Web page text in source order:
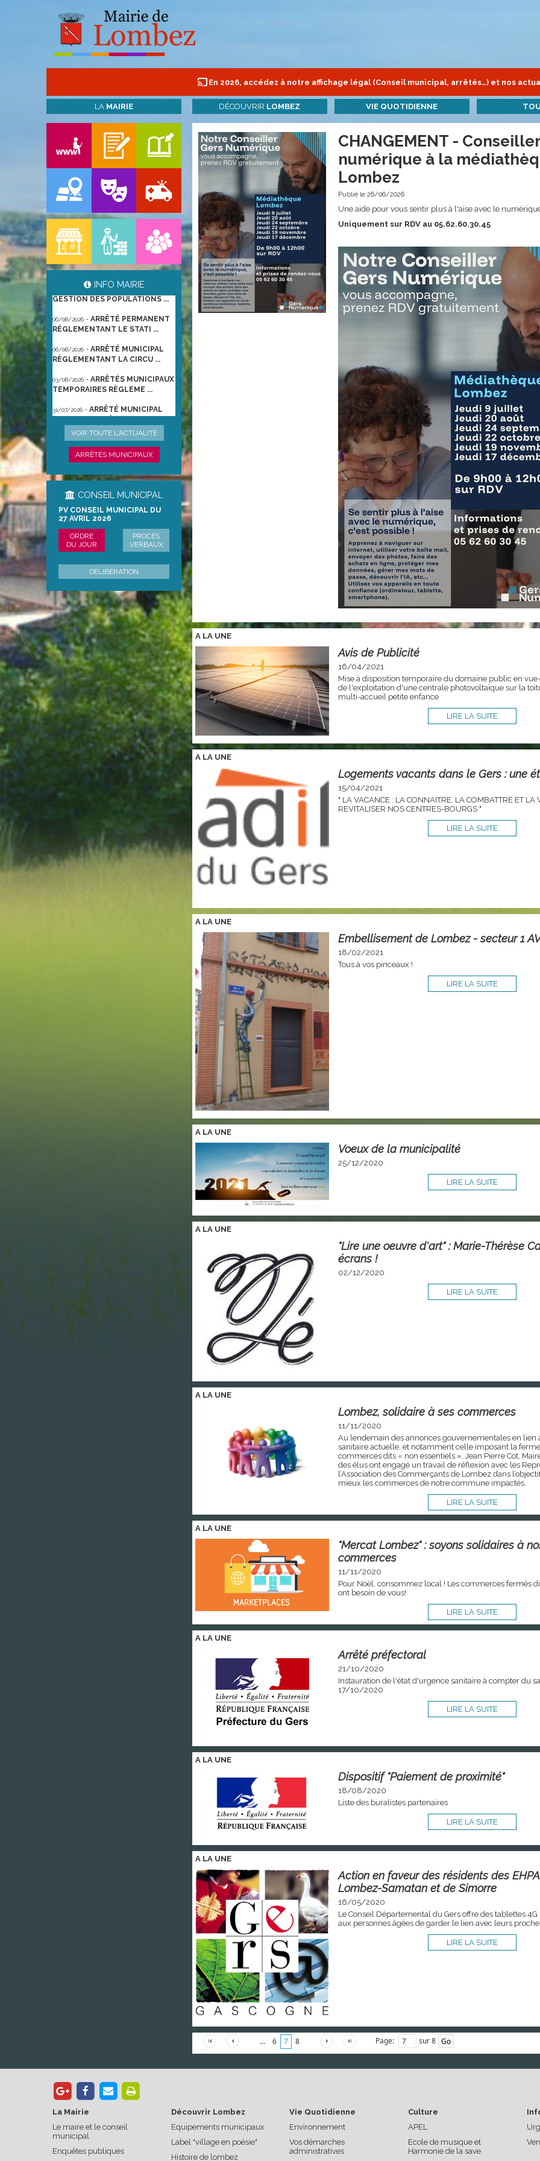
En 2026, accédez à notre affichage légal (Conseil municipal, arrêtés…) et nos
LA MAIRIE DÉCOUVRIR LOMBEZ VIE QUOTIDIENNE
INFO MAIRIE
GESTION DES POPULATIONS ...
- ARRÊTÉ PERMANENT
RÉGLEMENTANT LE STATI ...
-ARRÊTÉ MUNICIPAL
RÈGLEMENTANT LA CIRCU ...
-ARRÊTÉS MUNICIPAUX
TEMPORAIRES RÈGLEME ...
-ARRÊTÉ MUNICIPAL
TEMPORAIRE RÈGLEMENTA ...
22/06/2026-ARRÊTÉ
PRÉFECTORAL DU 21/06/2026
TEMPO ...
VOIR TOUTE L'ACTUALITÉ
ARRÊTÉS MUNICIPAUX
CONSEIL MUNICIPAL
PV CONSEIL MUNICIPAL DU
27 AVRIL 2026
ORDRE
DU JOUR
PROCÈS
VERBAUX
DÉLIBÉRATION
CHANGEMENT -
numérique à la
Lombez
Publié le 26/06/2026
Une aide pour vous sentir plus à l'aise avec le
Uniquement sur RDV au 05.62.60.30.45
A LA UNE
Avis de Publicité
16/04/2021
Mise à disposition temporaire du domaine public en
de l'exploitation d'une centrale photovoltaïque sur la
multi-accueil petite enfance
LIRE LA SUITE
A LA UNE
Logements vacants dans le Gers : une
15/04/2021
" LA VACANCE : LA CONNAITRE, LA COMBATTRE ET LA
REVITALISER NOS CENTRES-BOURGS "
LIRE LA SUITE
A LA UNE
Embellisement de Lombez - secteur 1
18/02/2021
Tous à vos pinceaux !
LIRE LA SUITE
A LA UNE
Voeux de la municipalité
25/12/2020
LIRE LA SUITE
A LA UNE
"Lire une oeuvre d'art" : Marie-Thérèse
écrans !
02/12/2020
LIRE LA SUITE
A LA UNE
Lombez, solidaire à ses commerces
11/11/2020
Au lendemain des annonces gouvernementales en lien
sanitaire actuelle, et notamment celle imposant la
commerces dits « non essentiels », Jean Pierre Cot,
des élus ont engagé un travail de réflexion avec les
l’Association des Commerçants de Lombez dans
mieux les commerces de notre commune impactés.
LIRE LA SUITE
A LA UNE
"Mercat Lombez" : soyons solidaires à
commerces
11/11/2020
Pour Noël, consommez local ! Les commerces fermés
ont besoin de vous!
LIRE LA SUITE
A LA UNE
Arrêté préfectoral
21/10/2020
Instauration de l'état d'urgence sanitaire à compter du
17/10/2020
LIRE LA SUITE
A LA UNE
Dispositif "Paiement de proximité"
18/08/2020
Liste des buralistes partenaires
LIRE LA SUITE
A LA UNE
Action en faveur des résidents des
Lombez-Samatan et de Simorre
16/05/2020
Le Conseil Départemental du Gers offre des tablettes
aux personnes âgées de garder le lien avec leurs
LIRE LA SUITE
... 6 7 8 Page: sur 8
La Mairie
Le maire et le conseil
municipal
Enquêtes publiques
Découvrir Lombez
Equipements municipaux
Label "village en poésie"
Histoire de lombez
Vie Quotidienne
Environnement
Vos démarches
administratives
Culture
APEL
Ecole de musique et
Harmonie de la save